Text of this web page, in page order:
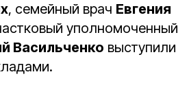
, семейный врач Евгения
уполномоченный
Васильченко выступили